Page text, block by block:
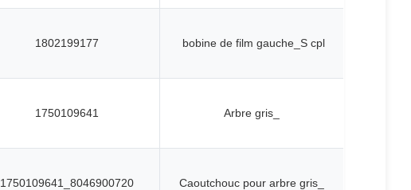
1802199177 bobine de film gauche_S cpl
1750109641 Arbre gris_
1750109641_8046900720 Caoutchouc pour arbre gris_